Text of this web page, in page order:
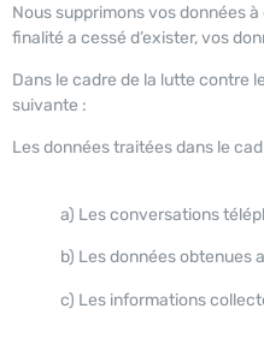
Nous supprimons vos données
finalité a cessé d’exister, vos
Dans le cadre de la lutte contre
suivante :
Les données traitées dans le
a) Les conversations
b) Les données obtenues
c) Les informations